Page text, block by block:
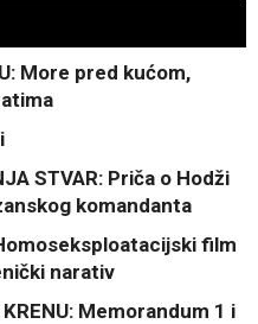
More pred kućom,
STVAR: Priča o Hodži
komandanta
film
narativ
KRENU: Memorandum 1 i